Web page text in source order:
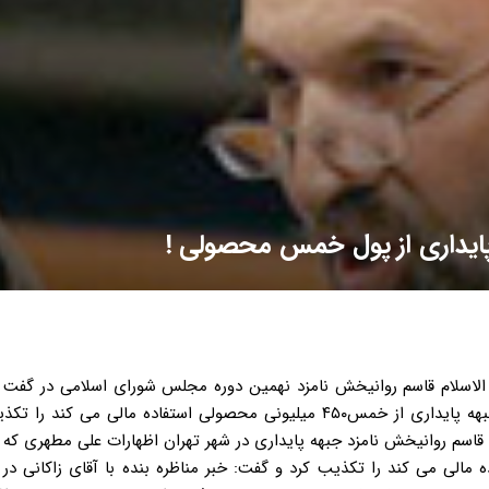
از پول خمس محصولی !
قاسم روانیخش نامزد نهمین دوره مجلس شورای اسلامی در گفت
خبرگزاری فارس اظهارات علی مطهری که به نقل از وی گفته بود جبهه پایداری از خمس۴۵۰ میلیونی محصولی استفاده
روانیخش نامزد جبهه پایداری در شهر تهران اظهارات علی مطهری که
میلیونی محصولی استفاده مالی می کند را تکذیب کرد و گفت: خبر مناظره بنده با آقای